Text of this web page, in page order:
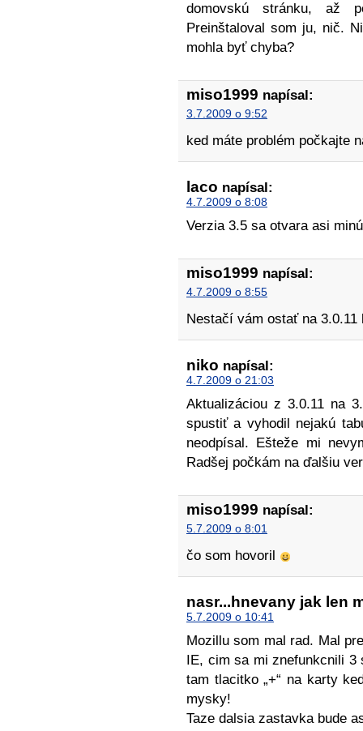
domovskú stránku, až
Preinštaloval som ju, nič.
mohla byť chyba?
miso1999 napísal:
3.7.2009 o 9:52
ked máte problém počkajte
laco napísal:
4.7.2009 o 8:08
Verzia 3.5 sa otvara asi
miso1999 napísal:
4.7.2009 o 8:55
Nestačí vám ostať na
niko napísal:
4.7.2009 o 21:03
Aktualizáciou z 3.0.11 na
spustiť a vyhodil nejakú
neodpísal. Ešteže mi
Radšej počkám na ďalšiu
miso1999 napísal:
5.7.2009 o 8:01
čo som hovoril
nasr...hnevany jak len
5.7.2009 o 10:41
Mozillu som mal rad. Mal
IE, cim sa mi znefunkcnili
tam tlacitko „+“ na karty
mysky!
Taze dalsia zastavka bude